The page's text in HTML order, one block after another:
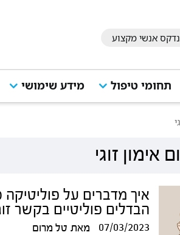
אנשי מקצוע
תחומי טיפול מידע שימושי
זוגי
איך מדברים על
הבדלים פוליטיים בקשר
07/03/2023 מאת טל מרום